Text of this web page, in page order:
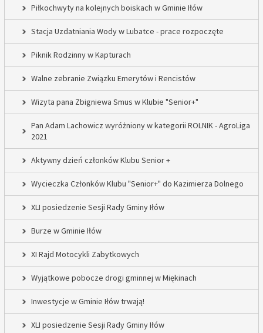
Piłkochwyty na kolejnych boiskach w Gminie Iłów
Stacja Uzdatniania Wody w Lubatce - prace rozpoczęte
Piknik Rodzinny w Kapturach
Walne zebranie Związku Emerytów i Rencistów
Wizyta pana Zbigniewa Smus w Klubie "Senior+"
Pan Adam Lachowicz wyróżniony w kategorii ROLNIK - AgroLiga
2021
Aktywny dzień członków Klubu Senior +
Wycieczka Członków Klubu "Senior+" do Kazimierza Dolnego
XLI posiedzenie Sesji Rady Gminy Iłów
Burze w Gminie Iłów
XI Rajd Motocykli Zabytkowych
Wyjątkowe pobocze drogi gminnej w Miękinach
Inwestycje w Gminie Iłów trwają!
XLI posiedzenie Sesji Rady Gminy Iłów